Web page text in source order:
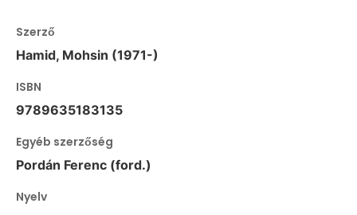
Szerző
Hamid, Mohsin (1971-)
ISBN
9789635183135
Egyéb szerzőség
Pordán Ferenc (ford.)
Nyelv